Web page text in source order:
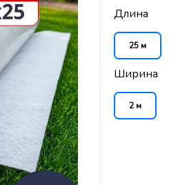
Длина
25 м
Ширина
2 м